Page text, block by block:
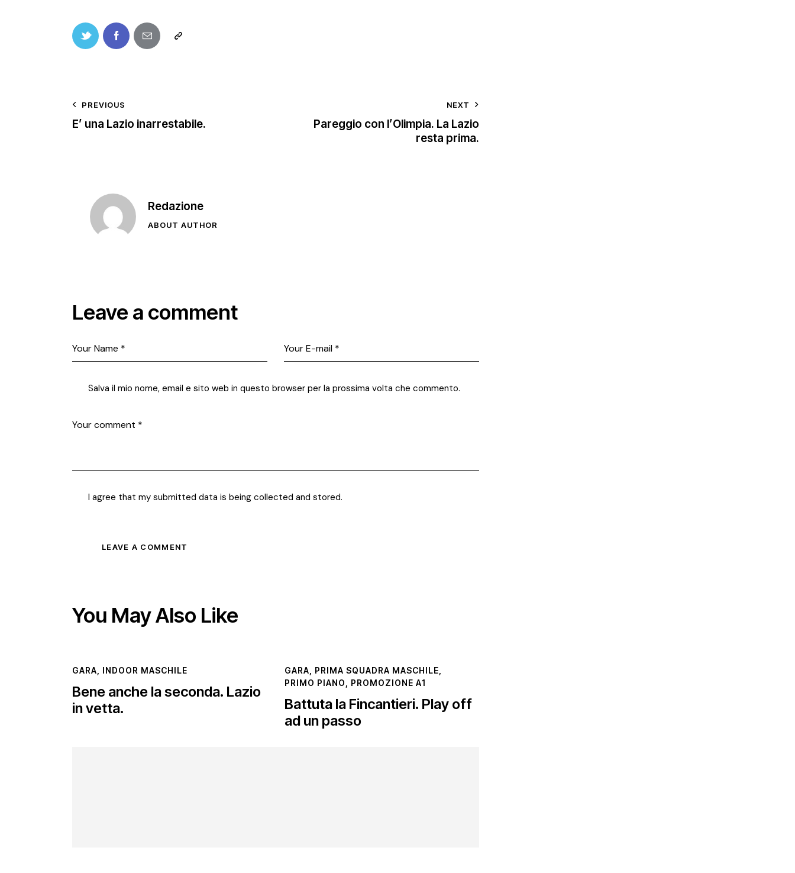
PREVIOUS
E’ una Lazio inarrestabile.
NEXT
Pareggio con l’Olimpia. La Lazio
resta prima.
Redazione
ABOUT AUTHOR
Leave a comment
Salva il mio nome, email e sito web in questo browser per la prossima volta che commento.
I agree that my submitted data is being collected and stored.
You May Also Like
GARA INDOOR MASCHILE
Bene anche la seconda. Lazio
in vetta.
GARA PRIMA SQUADRA MASCHILE
PRIMO PIANO
PROMOZIONE A1
Battuta la Fincantieri. Play off
ad un passo